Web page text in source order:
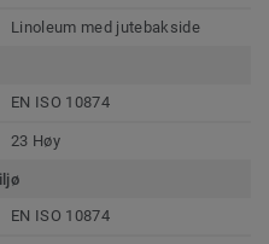
Linoleum med jutebakside
EN ISO 10874
23 Høy
EN ISO 10874